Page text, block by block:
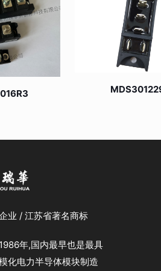
业 / 江苏省著名商标
年,国内最早也是最具
化电力半导体模块制造